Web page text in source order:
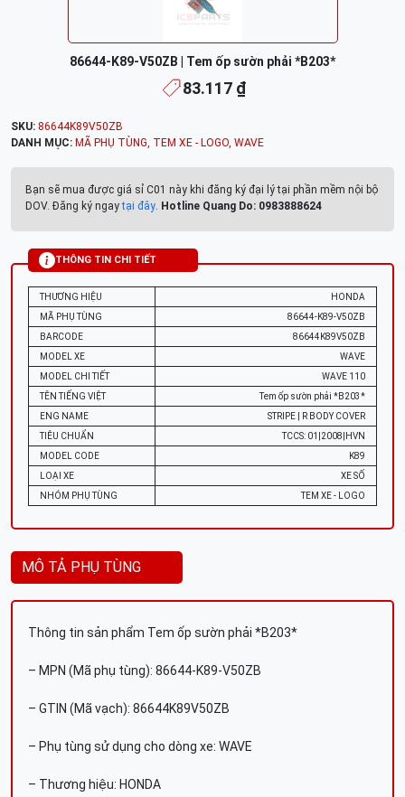
86644-K89-V50ZB | Tem ốp sườn phải *B203*
83.117 ₫
SKU: 86644K89V50ZB
DANH MỤC: MÃ PHỤ TÙNG, TEM XE - LOGO, WAVE
Bạn sẽ mua được giá sỉ C01 này khi đăng ký đại lý tại phần mềm nội bộ
DOV. Đăng ký ngaytại đây. Hotline Quang Do: 0983888624
THÔNG TIN CHI TIẾT
THƯƠNG HIỆU
HONDA
MÃ PHỤ TÙNG
86644-K89-V50ZB
BARCODE
86644K89V50ZB
MODEL XE
WAVE
MODEL CHI TIẾT
WAVE 110
TÊN TIẾNG VIỆT
Tem ốp sườn phải *B203*
ENG NAME
STRIPE | R BODY COVER
TIÊU CHUẨN
TCCS: 01|2008|HVN
MODEL CODE
K89
LOẠI XE
XE SỐ
NHÓM PHỤ TÙNG
TEM XE - LOGO
MÔ TẢ PHỤ TÙNG
Thông tin sản phẩm Tem ốp sườn phải *B203*
– MPN (Mã phụ tùng): 86644-K89-V50ZB
– GTIN (Mã vạch): 86644K89V50ZB
– Phụ tùng sử dụng cho dòng xe: WAVE
– Thương hiệu: HONDA